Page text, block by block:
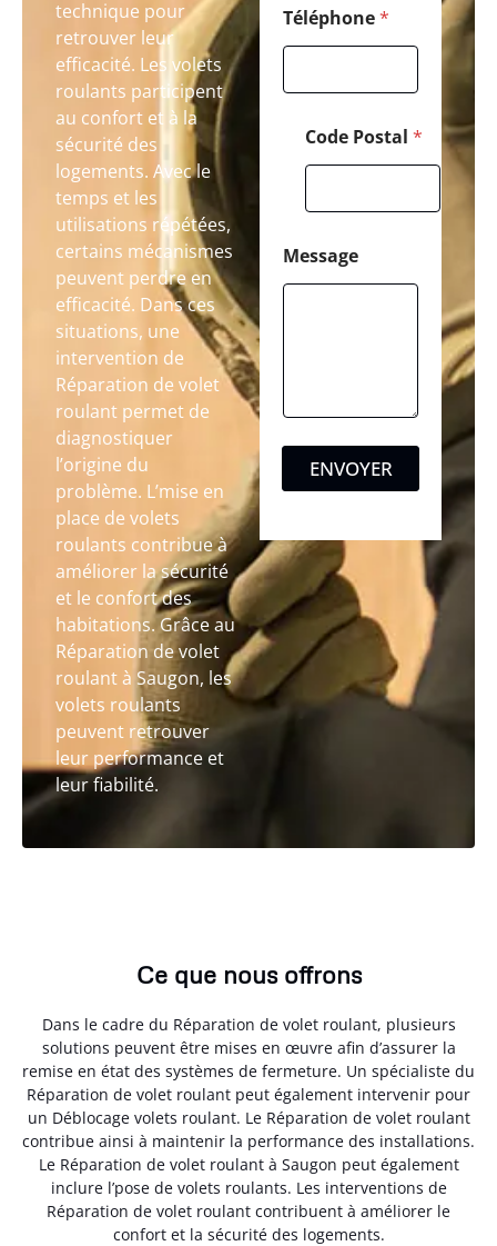
technique pour
retrouver leur
efficacité. Les volets
roulants participent
au confort et à la
sécurité des
logements. Avec le
temps et les
utilisations répétées,
certains mécanismes
peuvent perdre en
efficacité. Dans ces
situations, une
intervention de
Réparation de volet
roulant permet de
diagnostiquer
l’origine du
problème. L’mise en
place de volets
roulants contribue à
améliorer la sécurité
et le confort des
habitations. Grâce au
Réparation de volet
roulant à Saugon, les
volets roulants
peuvent retrouver
leur performance et
leur fiabilité.
Téléphone*
Code Postal *
Message
ENVOYER
Ce que nous offrons
Dans le cadre du Réparation de volet roulant, plusieurs
solutions peuvent être mises en œuvre afin d’assurer la
remise en état des systèmes de fermeture. Un spécialiste du
Réparation de volet roulant peut également intervenir pour
un Déblocage volets roulant. Le Réparation de volet roulant
contribue ainsi à maintenir la performance des installations.
Le Réparation de volet roulant à Saugon peut également
inclure l’pose de volets roulants. Les interventions de
Réparation de volet roulant contribuent à améliorer le
confort et la sécurité des logements.